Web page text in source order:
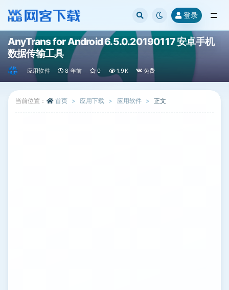
登录
AnyTrans for Android 6.5.0.20190117 安卓手机
数据传输工具
应用软件 8 年前 0 1.9K 免费
当前位置： 首页 应用下载 应用软件 正文
全部